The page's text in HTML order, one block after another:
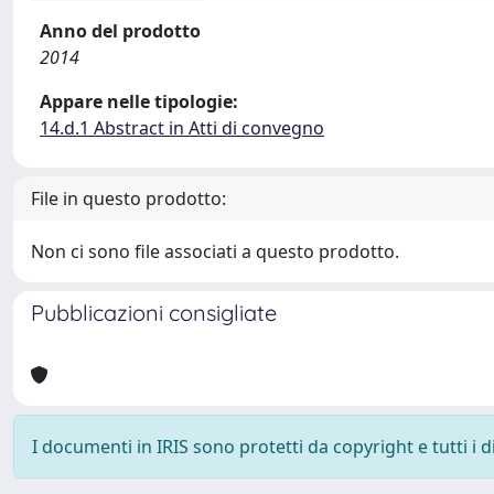
Anno del prodotto
2014
Appare nelle tipologie:
14.d.1 Abstract in Atti di convegno
File in questo prodotto:
Non ci sono file associati a questo prodotto.
Pubblicazioni consigliate
I documenti in IRIS sono protetti da copyright e tutti i